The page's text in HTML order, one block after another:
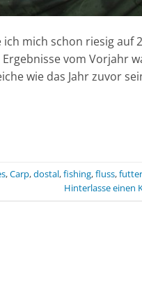
mich schon riesig auf
vom Vorjahr
wie das Jahr zuvor
,Carp,dostal,fishing,fluss,futter
Hinterlasse einen